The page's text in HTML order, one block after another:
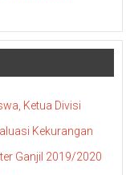
Ketua Divisi
Kekurangan
Ganjil 2019/2020